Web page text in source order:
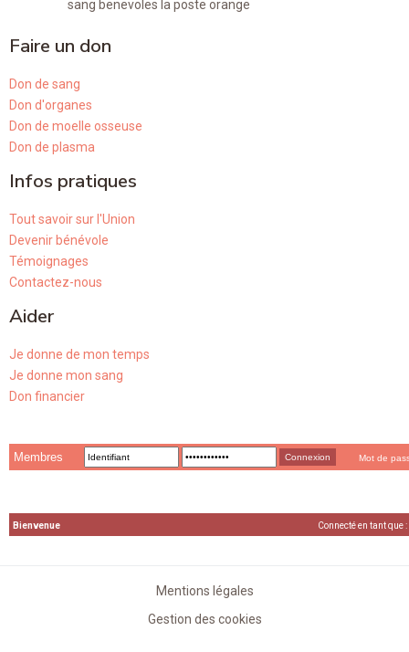
Faire un don
Don de sang
Don d'organes
Don de moelle osseuse
Don de plasma
Infos pratiques
Tout savoir sur l'Union
Devenir bénévole
Témoignages
Contactez-nous
Aider
Je donne de mon temps
Je donne mon sang
Don financier
Membres Mot de
Bienvenue Connecté en tant que :
Mentions légales
Gestion des cookies